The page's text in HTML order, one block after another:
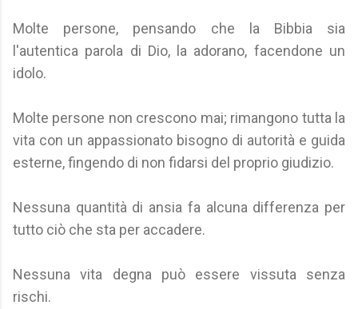
Molte persone, pensando che la Bibbia sia
l'autentica parola di Dio, la adorano, facendone un
idolo.
Molte persone non crescono mai; rimangono tutta la
vita con un appassionato bisogno di autorità e guida
esterne, fingendo di non fidarsi del proprio giudizio.
Nessuna quantità di ansia fa alcuna differenza per
tutto ciò che sta per accadere.
Nessuna vita degna può essere vissuta senza
rischi.